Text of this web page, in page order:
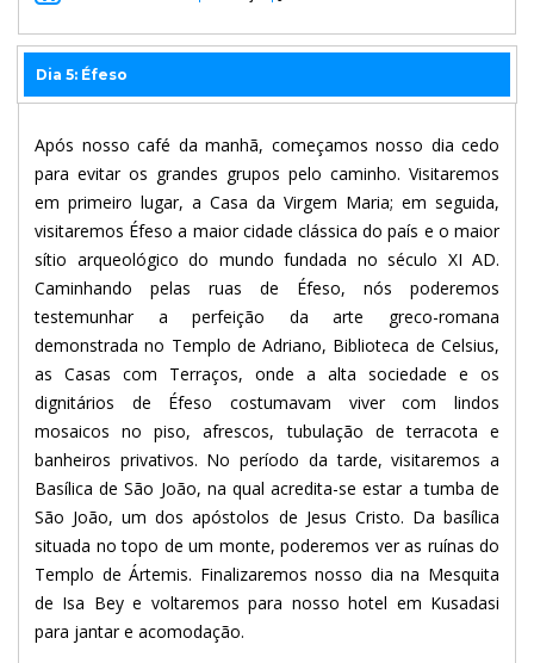
Dia 5: Éfeso
Após nosso café da manhã, começamos nosso dia cedo
para evitar os grandes grupos pelo caminho. Visitaremos
em primeiro lugar, a Casa da Virgem Maria; em seguida,
visitaremos Éfeso a maior cidade clássica do país e o maior
sítio arqueológico do mundo fundada no século XI AD.
Caminhando pelas ruas de Éfeso, nós poderemos
testemunhar a perfeição da arte greco-romana
demonstrada no Templo de Adriano, Biblioteca de Celsius,
as Casas com Terraços, onde a alta sociedade e os
dignitários de Éfeso costumavam viver com lindos
mosaicos no piso, afrescos, tubulação de terracota e
banheiros privativos. No período da tarde, visitaremos a
Basílica de São João, na qual acredita-se estar a tumba de
São João, um dos apóstolos de Jesus Cristo. Da basílica
situada no topo de um monte, poderemos ver as ruínas do
Templo de Ártemis. Finalizaremos nosso dia na Mesquita
de Isa Bey e voltaremos para nosso hotel em Kusadasi
para jantar e acomodação.